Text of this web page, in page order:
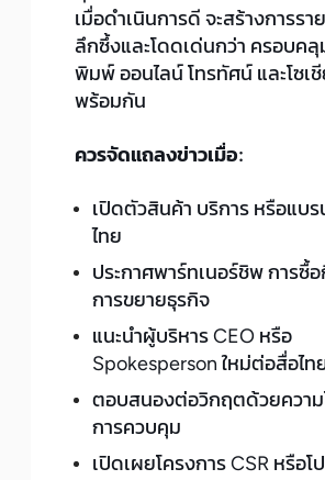
เมื่อดำเนินการดี จะสร้างการรา
ลึกซึ้งและโดดเด่นกว่า ครอบค
พิมพ์ ออนไลน์ โทรทัศน์ และโซเ
พร้อมกัน
ควรจัดแถลงข่าวเมื่อ:
เปิดตัวสินค้า บริการ หรือแบ
ไทย
ประกาศพาร์ทเนอร์ชิพ การซื้
การขยายธุรกิจ
แนะนำผู้บริหาร CEO หรือ
Spokesperson ใหม่ต่อสื่อไท
ตอบสนองต่อวิกฤตด้วยความ
การควบคุม
เปิดเผยโครงการ CSR หรือโ